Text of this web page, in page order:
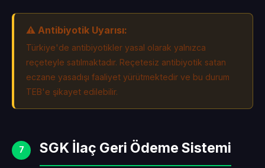
⚠️ Antibiyotik Uyarısı:
Türkiye'de antibiyotikler yasal olarak yalnızca
reçeteyle satılmaktadır. Reçetesiz antibiyotik satan
eczane yasadışı faaliyet yürütmektedir ve bu durum
TEB'e şikayet edilebilir.
7 SGK İlaç Geri Ödeme Sistemi